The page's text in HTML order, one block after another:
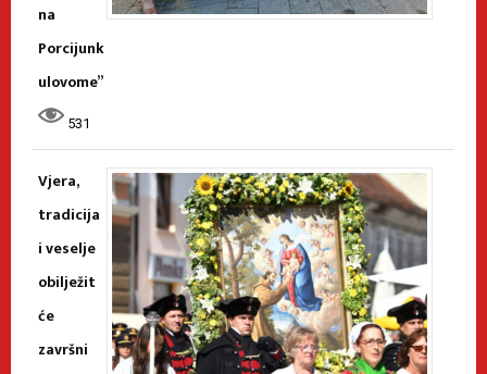
na
Porcijunk
ulovome”
531
Vjera,
tradicija
i veselje
obilježit
će
završni